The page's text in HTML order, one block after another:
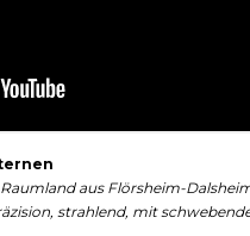
aus Flörsheim-
strahlend, mit